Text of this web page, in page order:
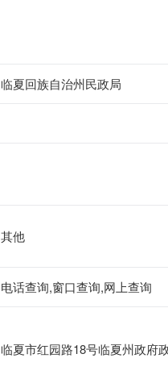
临夏回族自治州民政局
其他
电话查询,窗口查询,网上查询
临夏市红园路18号临夏州政府